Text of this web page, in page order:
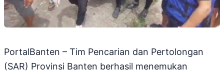
PortalBanten – Tim Pencarian dan Pertolongan
(SAR) Provinsi Banten berhasil menemukan